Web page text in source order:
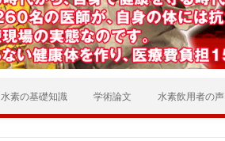
水素の基礎知識 学術論文 水素飲用者の声